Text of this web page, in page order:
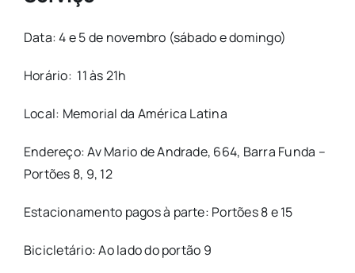
Data: 4 e 5 de novembro (sábado e domingo)
Horário: 11 às 21h
Local: Memorial da América Latina
Endereço: Av Mario de Andrade, 664, Barra Funda –
Portões 8, 9, 12
Estacionamento pagos à parte: Portões 8 e 15
Bicicletário: Ao lado do portão 9